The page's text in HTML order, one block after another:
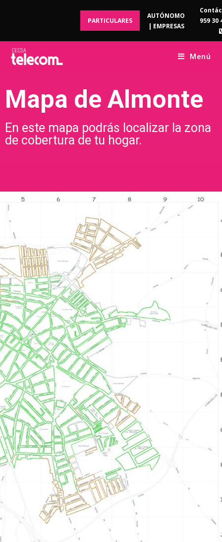
PARTICULARES
AUTÓNOMO
| EMPRESAS
959 30
Menú
Mapa de Almonte
En este mapa podrás localizar la zona
de cobertura de tu hogar.